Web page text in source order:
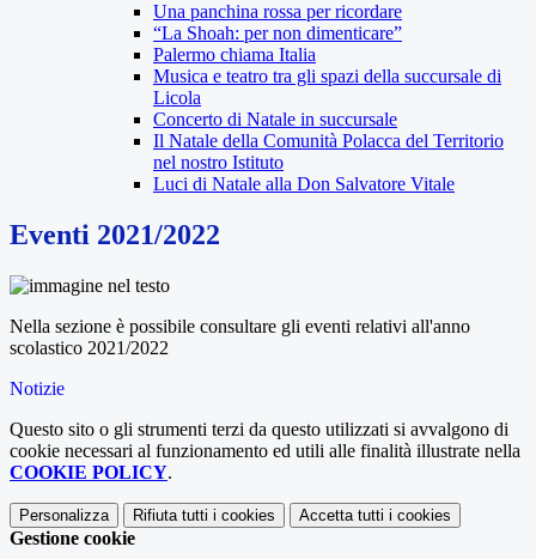
Una panchina rossa per ricordare
“La Shoah: per non dimenticare”
Palermo chiama Italia
Musica e teatro tra gli spazi della succursale di
Licola
Concerto di Natale in succursale
Il Natale della Comunità Polacca del Territorio
nel nostro Istituto
Luci di Natale alla Don Salvatore Vitale
Eventi 2021/2022
Nella sezione è possibile consultare gli eventi relativi all'anno
scolastico 2021/2022
Notizie
Questo sito o gli strumenti terzi da questo utilizzati si avvalgono di
cookie necessari al funzionamento ed utili alle finalità illustrate nella
COOKIE POLICY.
Personalizza Rifiuta tutti i cookies Accetta tutti i cookies
Gestione cookie